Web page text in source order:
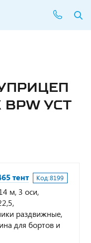
УСТ
тент Код:8199
м, 3 оси,
раздвижные,
для бортов и